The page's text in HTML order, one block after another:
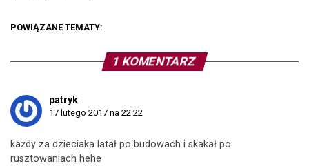
POWIĄZANE TEMATY:
1 KOMENTARZ
patryk
17 lutego 2017 na 22:22
każdy za dzieciaka latał po budowach i skakał po
rusztowaniach hehe